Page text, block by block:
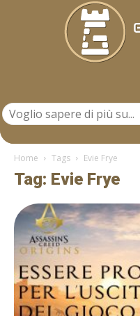
Home Tags Evie Frye
Tag: Evie Frye